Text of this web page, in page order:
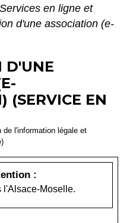
Services en ligne et
d'une association (e-
D'UNE
(SERVICE EN
l'information légale et
:
l'Alsace-Moselle.